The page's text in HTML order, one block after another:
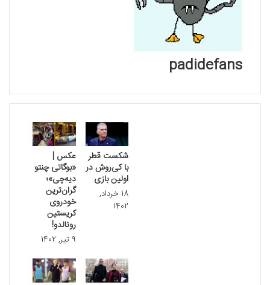
padidefans
شکست قطر
با کی‌روش در
اولین بازی
18 خرداد,
1402
عکس |‌
«بوگاتی چنتو
دیه‌چی»؛
گران‌ترین
خودروی
کریستین
رونالدو!
9 تیر, 1402